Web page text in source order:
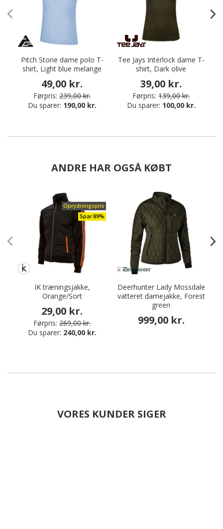
Pitch Stone dame polo T-
shirt, Light blue melange
49,00 kr.
Førpris: 239,00 kr.
Du sparer: 190,00 kr.
Tee Jays Interlock dame T-
shirt, Dark olive
39,00 kr.
Førpris: 139,00 kr.
Du sparer: 100,00 kr.
ANDRE HAR OGSÅ KØBT
Oprydningspris
Spar 89%
IK træningsjakke,
Orange/Sort
29,00 kr.
Førpris: 269,00 kr.
Du sparer: 240,00 kr.
Deerhunter Lady Mossdale
vatteret damejakke, Forest
green
999,00 kr.
VORES KUNDER SIGER